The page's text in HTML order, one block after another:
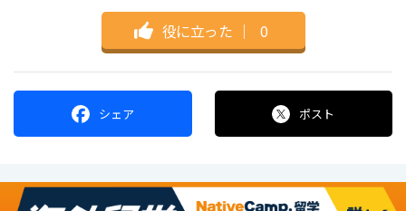
役に立った ｜ 0
シェア ポスト